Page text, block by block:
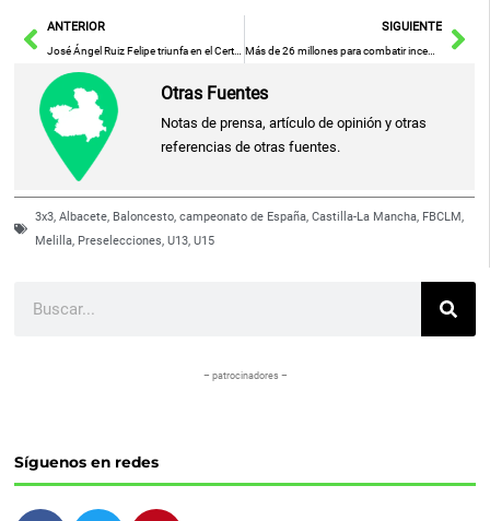
AntANTERIOR SIGUIENTE
Otras Fuentes
Notas de prensa, artículo de opinión y otras
referencias de otras fuentes.
3x3,Albacete, Baloncesto,campeonato de España,Castilla-La Mancha, FBCLM,
Melilla, Preselecciones,U13,U15
– patrocinadores –
Síguenos en redes